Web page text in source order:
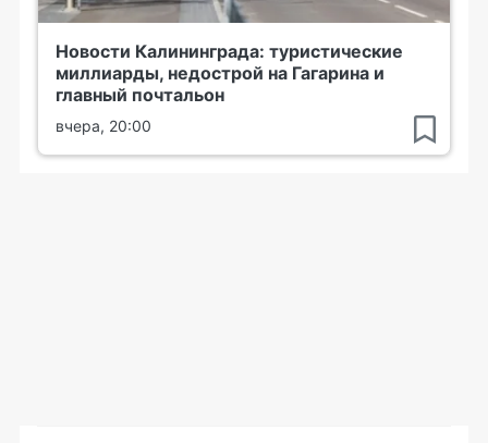
Новости Калининграда: туристические
миллиарды, недострой на Гагарина и
главный почтальон
вчера, 20:00